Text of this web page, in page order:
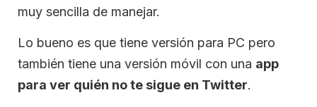
muy sencilla de manejar.
Lo bueno es que tiene versión para PC pero
también tiene una versión móvil con una app
para ver quién no te sigue en Twitter.